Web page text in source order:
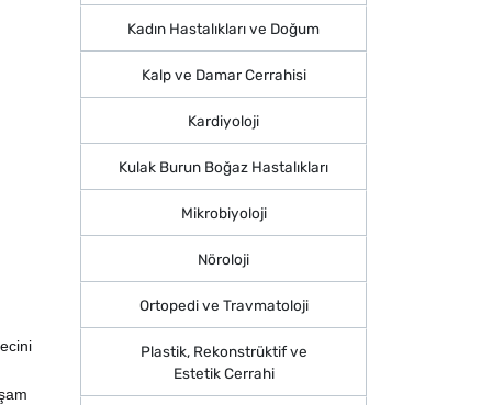
Kadın Hastalıkları ve Doğum
Kalp ve Damar Cerrahisi
Kardiyoloji
Kulak Burun Boğaz Hastalıkları
Mikrobiyoloji
Nöroloji
Ortopedi ve Travmatoloji
Plastik, Rekonstrüktif ve
Estetik Cerrahi